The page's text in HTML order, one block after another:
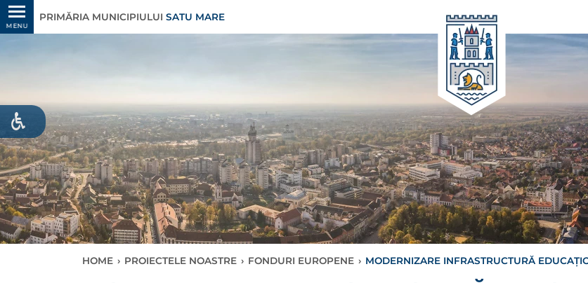
MENU
PRIMĂRIA MUNICIPIULUI SATU MARE
HOME › PROIECTELE NOASTRE › FONDURI EUROPENE › MODERNIZARE INFRASTRUCTURĂ